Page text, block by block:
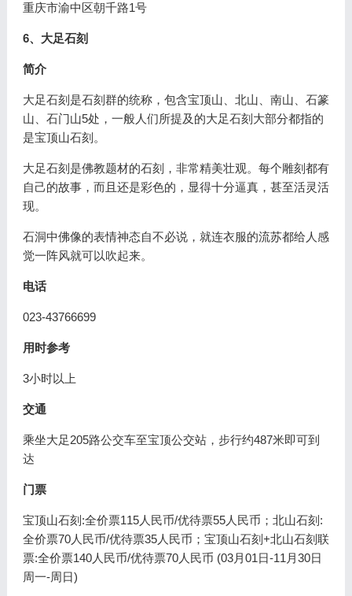
重庆市渝中区朝千路1号
6、大足石刻
简介
大足石刻是石刻群的统称，包含宝顶山、北山、南山、石篆
山、石门山5处，一般人们所提及的大足石刻大部分都指的
是宝顶山石刻。
大足石刻是佛教题材的石刻，非常精美壮观。每个雕刻都有
自己的故事，而且还是彩色的，显得十分逼真，甚至活灵活
现。
石洞中佛像的表情神态自不必说，就连衣服的流苏都给人感
觉一阵风就可以吹起来。
电话
023-43766699
用时参考
3小时以上
交通
乘坐大足205路公交车至宝顶公交站，步行约487米即可到
达
门票
宝顶山石刻:全价票115人民币/优待票55人民币；北山石刻:
全价票70人民币/优待票35人民币；宝顶山石刻+北山石刻联
票:全价票140人民币/优待票70人民币 (03月01日-11月30日
周一-周日)